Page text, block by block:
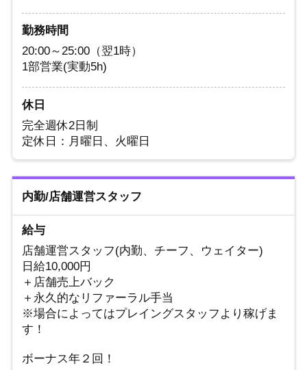
勤務時間
20:00～25:00（翌1時）
1部営業(実動5h)
休日
完全週休2日制
定休日：月曜日、火曜日
内勤/店舗運営スタッフ
給与
店舗運営スタッフ(内勤、チーフ、ウェイター)
日給10,000円
＋店舗売上バック
＋永久的なリファーラル手当
※場合によってはプレイングスタッフより稼げま
す！
ボーナス年２回！